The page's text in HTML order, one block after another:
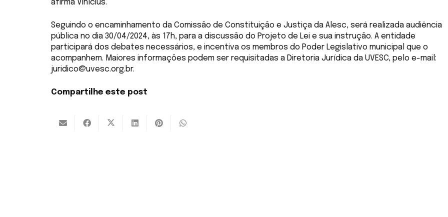
afirma Vinícius.
Seguindo o encaminhamento da Comissão de Constituição e Justiça da Alesc, será realizada audiência
pública no dia 30/04/2024, às 17h, para a discussão do Projeto de Lei e sua instrução. A entidade
participará dos debates necessários, e incentiva os membros do Poder Legislativo municipal que o
acompanhem. Maiores informações podem ser requisitadas a Diretoria Jurídica da UVESC, pelo e-mail:
juridico@uvesc.org.br.
Compartilhe este post